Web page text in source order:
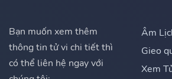
Bạn muốn xem thêm
thông tin tử vi chi tiết thì
có thể liên hệ ngay với
Âm
Gieo
Xem